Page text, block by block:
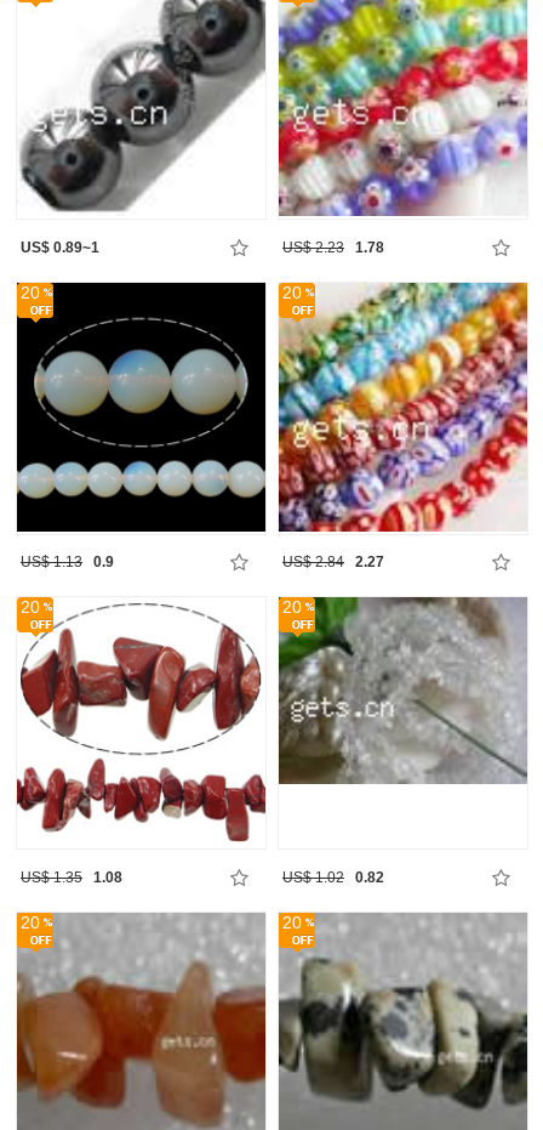
US$ 0.89~1 US$ 2.23 1.78
20
US$ 1.13 0.9
20
US$ 2.84 2.27
20
US$ 1.35 1.08
20
US$ 1.02 0.82
20 20